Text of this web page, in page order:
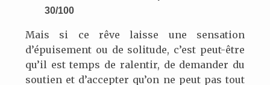
30/100
Mais si ce rêve laisse une sensation
d’épuisement ou de solitude, c’est peut-être
qu’il est temps de ralentir, de demander du
soutien et d’accepter qu’on ne peut pas tout